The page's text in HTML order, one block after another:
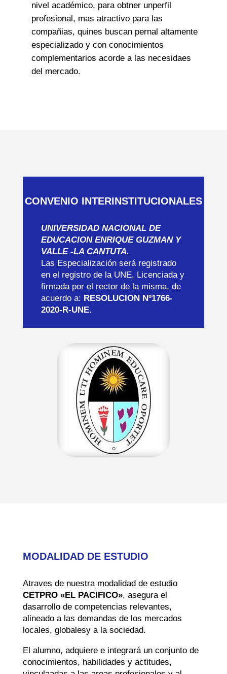
nivel académico, para obtner unperfil
profesional, mas atractivo para las
compañias, quines buscan pernal altamente
especializado y con conocimientos
complementarios acorde a las necesidaes
del mercado.
CONVENIO INTERINSTITUCIONALES
UNIVERSIDAD NACIONAL DE
EDUCACION ENRIQUE GUZMAN Y
VALLE -LA CANTUTA.
Las Especialización será registrado
en el registro de la UNE, Licenciada y
firmada por el rector de la misma, de
acuerdo a: RESOLUCION Nº1766-
2020-R-UNE.
MODALIDAD DE ESTUDIO
Atraves de nuestra modalidad de estudio
CETPRO «EL PACIFICO», asegura el
dasarrollo de competencias relevantes,
alineado a las demandas de los mercados
locales, globalesy a la sociedad.
El alumno, adquiere e integrará un conjunto de
conocimientos, habilidades y actitudes,